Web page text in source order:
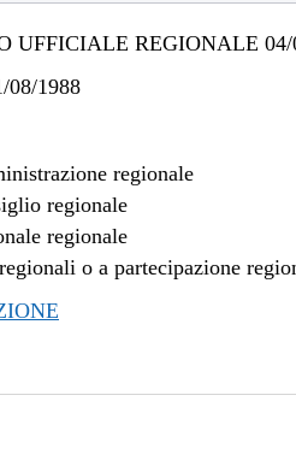
UFFICIALE REGIONALE 04/
08/1988
regionale
regionale
regionale
o a partecipazione